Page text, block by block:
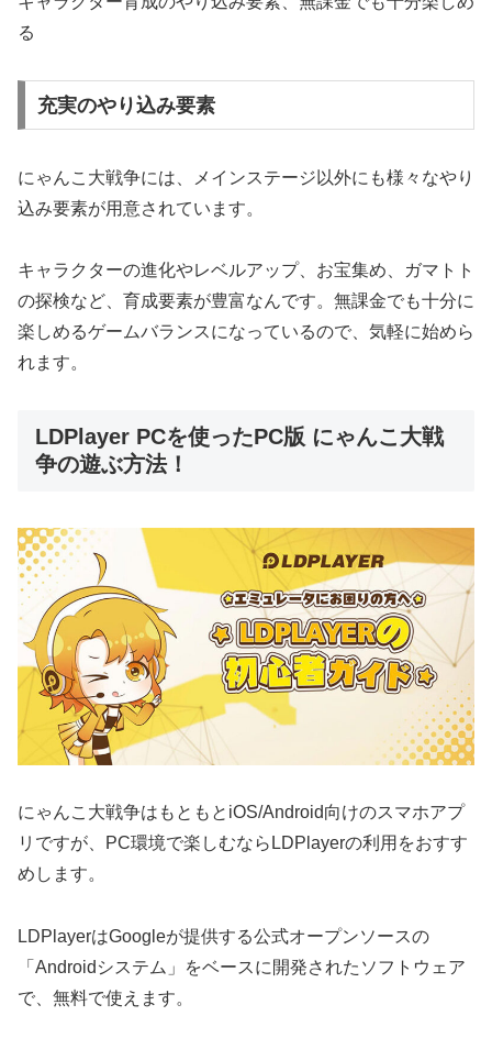
る
充実のやり込み要素
にゃんこ大戦争には、メインステージ以外にも様々なやり
込み要素が用意されています。
キャラクターの進化やレベルアップ、お宝集め、ガマトト
の探検など、育成要素が豊富なんです。無課金でも十分に
楽しめるゲームバランスになっているので、気軽に始めら
れます。
LDPlayer PCを使ったPC版 にゃんこ大戦
争の遊ぶ方法！
にゃんこ大戦争はもともとiOS/Android向けのスマホアプ
リですが、PC環境で楽しむならLDPlayerの利用をおすす
めします。
LDPlayerはGoogleが提供する公式オープンソースの
「Androidシステム」をベースに開発されたソフトウェア
で、無料で使えます。